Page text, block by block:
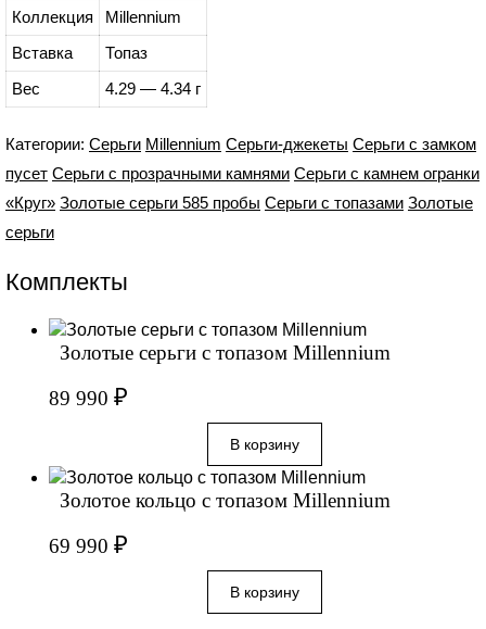
Коллекция
Millennium
Вставка
Топаз
Вес
4.29 — 4.34 г
Категории: Серьги Millennium Серьги-джекеты Серьги с замком
пусет Серьги с прозрачными камнями Серьги с камнем огранки
«Круг» Золотые серьги 585 пробы Серьги с топазами Золотые
серьги
Комплекты
Золотые серьги с топазом Millennium
89 990 ₽
Золотое кольцо с топазом Millennium
69 990 ₽